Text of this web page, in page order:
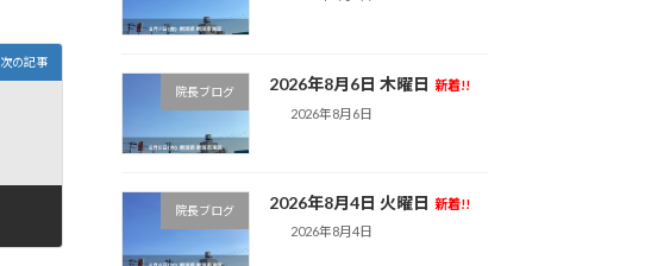
次の記事
院長ブログ 2026年8月6日 木曜日 新着!!
2026年8月6日
院長ブログ 2026年8月4日 火曜日 新着!!
2026年8月4日